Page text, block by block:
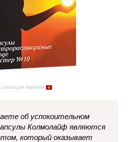
статьи для Киргизии
об успокоительном
Колмолайф являются
который оказывает